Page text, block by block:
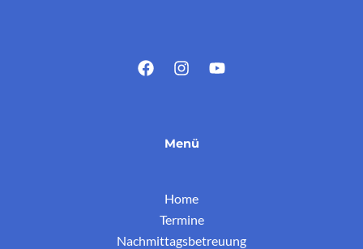
Menü
Home
Termine
Nachmittagsbetreuung